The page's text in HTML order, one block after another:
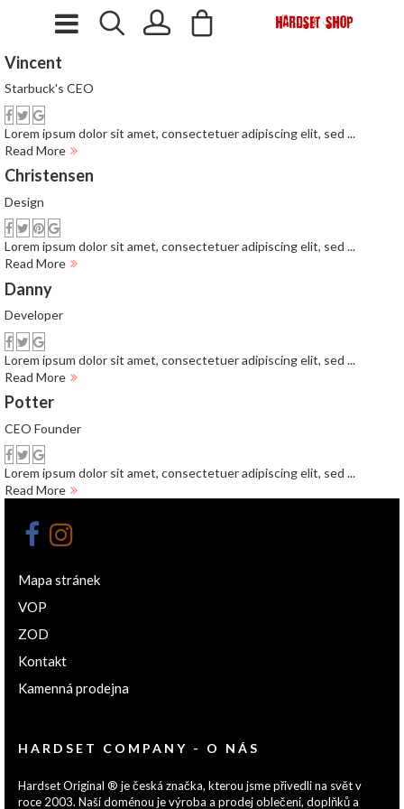
Vincent
Starbuck's CEO
Lorem ipsum dolor sit amet, consectetuer adipiscing elit, sed ...
Read More
Christensen
Design
Lorem ipsum dolor sit amet, consectetuer adipiscing elit, sed ...
Read More
Danny
Developer
Lorem ipsum dolor sit amet, consectetuer adipiscing elit, sed ...
Read More
Potter
CEO Founder
Lorem ipsum dolor sit amet, consectetuer adipiscing elit, sed ...
Read More
Mapa stránek
VOP
ZOD
Kontakt
Kamenná prodejna
HARDSET COMPANY - O NÁS
Hardset Original ® je česká značka, kterou jsme přivedli na svět v
roce 2003. Naší doménou je výroba a prodej oblečení, doplňků a